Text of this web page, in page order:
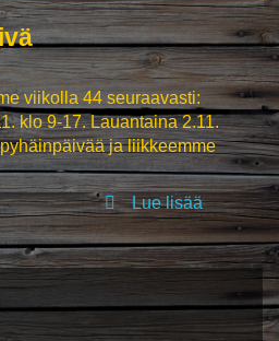
viikolla 44 seuraavasti:
klo 9-17. Lauantaina 2.11.
ja liikkeemme
Lue lisää